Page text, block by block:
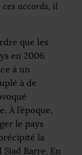
accords, il
que les
en 2006.
à un
à de
À l’époque,
le pays
la
Barre. En